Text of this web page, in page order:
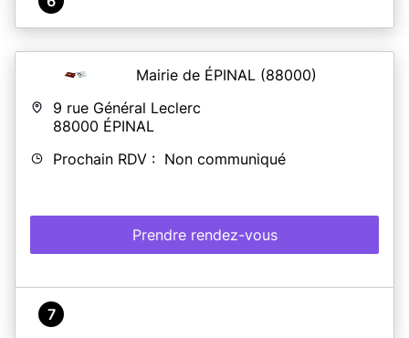
Mairie de ÉPINAL (88000)
9 rue Général Leclerc
88000 ÉPINAL
Prochain RDV : Non communiqué
Prendre rendez-vous
7